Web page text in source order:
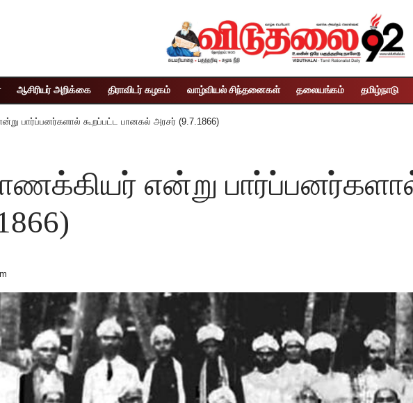
ஆசிரியர் அறிக்கை திராவிடர் கழகம் வாழ்வியல் சிந்தனைகள் தலையங்கம் தமிழ்நாடு
பார்ப்பனர்களால் கூறப்பட்ட பானகல் அரசர் (9.7.1866)
என்று